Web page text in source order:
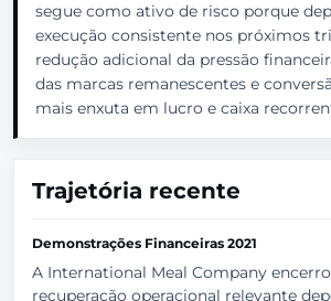
segue como ativo de risco porque
execução consistente nos próximos
redução adicional da pressão
das marcas remanescentes e
mais enxuta em lucro e caixa
Trajetória recente
Demonstrações Financeiras 2021
A International Meal Company
recuperação operacional relevante